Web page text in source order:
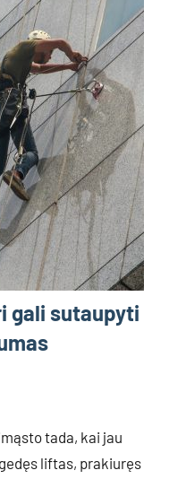
gali sutaupyti
tada, kai jau
liftas, prakiuręs